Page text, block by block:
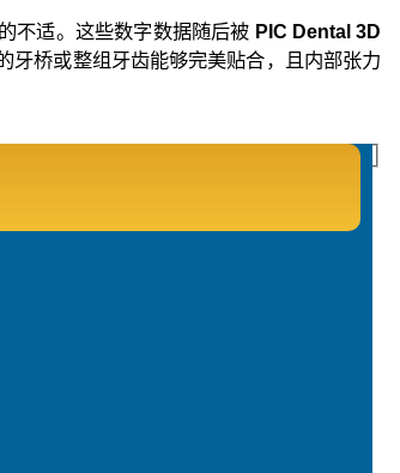
不适。这些数字数据随后被 PIC Dental 3D
牙桥或整组牙齿能够完美贴合，且内部张力